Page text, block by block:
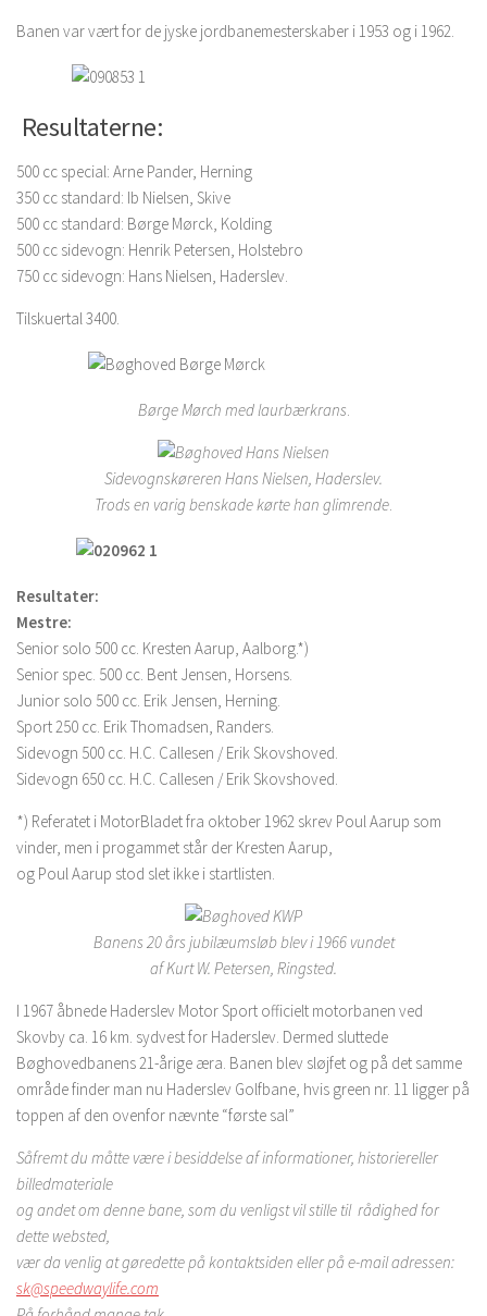
Banen var vært for de jyske jordbanemesterskaber i 1953 og i 1962.
Resultaterne:
500 cc special: Arne Pander, Herning
350 cc standard: Ib Nielsen, Skive
500 cc standard: Børge Mørck, Kolding
500 cc sidevogn: Henrik Petersen, Holstebro
750 cc sidevogn: Hans Nielsen, Haderslev.
Tilskuertal 3400.
Børge Mørch med laurbærkrans.
Sidevognskøreren Hans Nielsen, Haderslev.
Trods en varig benskade kørte han glimrende.
Resultater:
Mestre:
Senior solo 500 cc. Kresten Aarup, Aalborg.*)
Senior spec. 500 cc. Bent Jensen, Horsens.
Junior solo 500 cc. Erik Jensen, Herning.
Sport 250 cc. Erik Thomadsen, Randers.
Sidevogn 500 cc. H.C. Callesen / Erik Skovshoved.
Sidevogn 650 cc. H.C. Callesen / Erik Skovshoved.
*) Referatet i MotorBladet fra oktober 1962 skrev Poul Aarup som
vinder, men i progammet står der Kresten Aarup,
og Poul Aarup stod slet ikke i startlisten.
Banens 20 års jubilæumsløb blev i 1966 vundet
af Kurt W. Petersen, Ringsted.
I 1967 åbnede Haderslev Motor Sport officielt motorbanen ved
Skovby ca. 16 km. sydvest for Haderslev. Dermed sluttede
Bøghovedbanens 21-årige æra. Banen blev sløjfet og på det samme
område finder man nu Haderslev Golfbane, hvis green nr. 11 ligger på
toppen af den ovenfor nævnte “første sal”
Såfremt du måtte være i besiddelse af informationer, historiereller
billedmateriale
og andet om denne bane, som du venligst vil stille til rådighed for
dette websted,
vær da venlig at gøredette på kontaktsiden eller på e-mail adressen:
sk@speedwaylife.com